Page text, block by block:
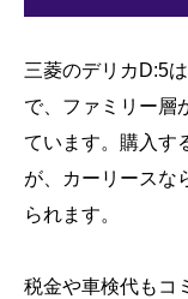
三菱のデリカD:5
で、ファミリー層
ています。購入す
が、カーリースな
られます。
税金や車検代もコ